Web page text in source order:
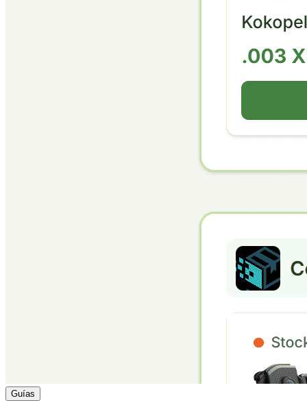
Guías